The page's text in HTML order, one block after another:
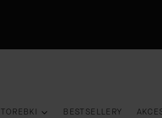
TOREBKI BESTSELLERY